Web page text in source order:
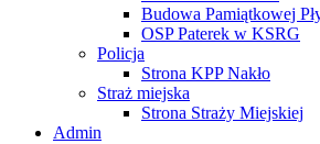
Budowa Pamiątkowej
OSP Paterek w KSRG
Policja
Strona KPP Nakło
Straż miejska
Strona Straży Miejskiej
Admin